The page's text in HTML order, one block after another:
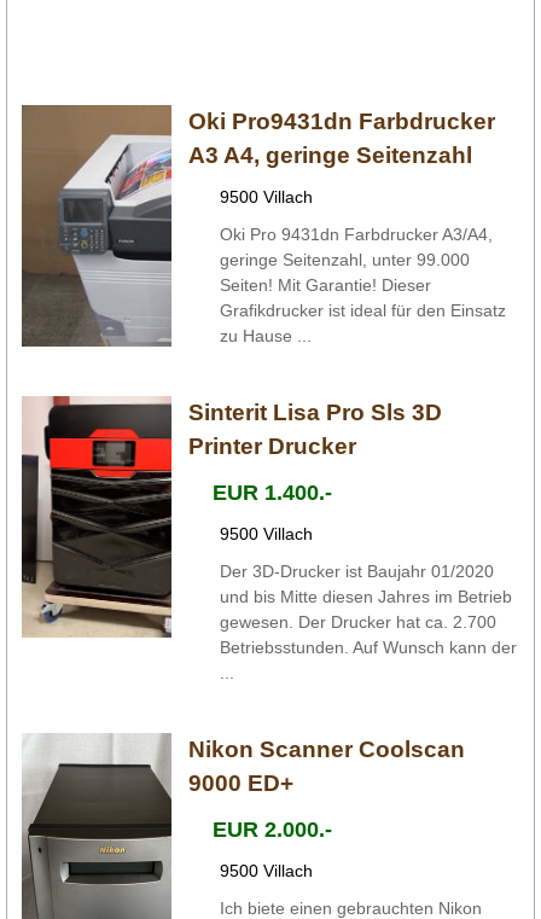
Oki Pro9431dn Farbdrucker
A3 A4, geringe Seitenzahl
9500 Villach
Oki Pro 9431dn Farbdrucker A3/A4,
geringe Seitenzahl, unter 99.000
Seiten! Mit Garantie! Dieser
Grafikdrucker ist ideal für den Einsatz
zu Hause ...
Sinterit Lisa Pro Sls 3D
Printer Drucker
EUR 1.400.-
9500 Villach
Der 3D-Drucker ist Baujahr 01/2020
und bis Mitte diesen Jahres im Betrieb
gewesen. Der Drucker hat ca. 2.700
Betriebsstunden. Auf Wunsch kann der
Nikon Scanner Coolscan
9000 ED+
EUR 2.000.-
9500 Villach
Ich biete einen gebrauchten Nikon